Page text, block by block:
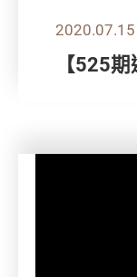
2020.07.15
【525